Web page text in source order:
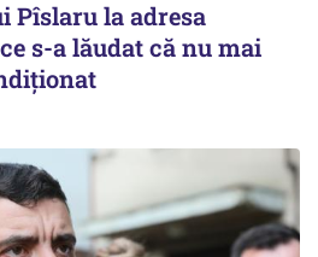
Pîslaru la adresa
s-a lăudat că nu mai